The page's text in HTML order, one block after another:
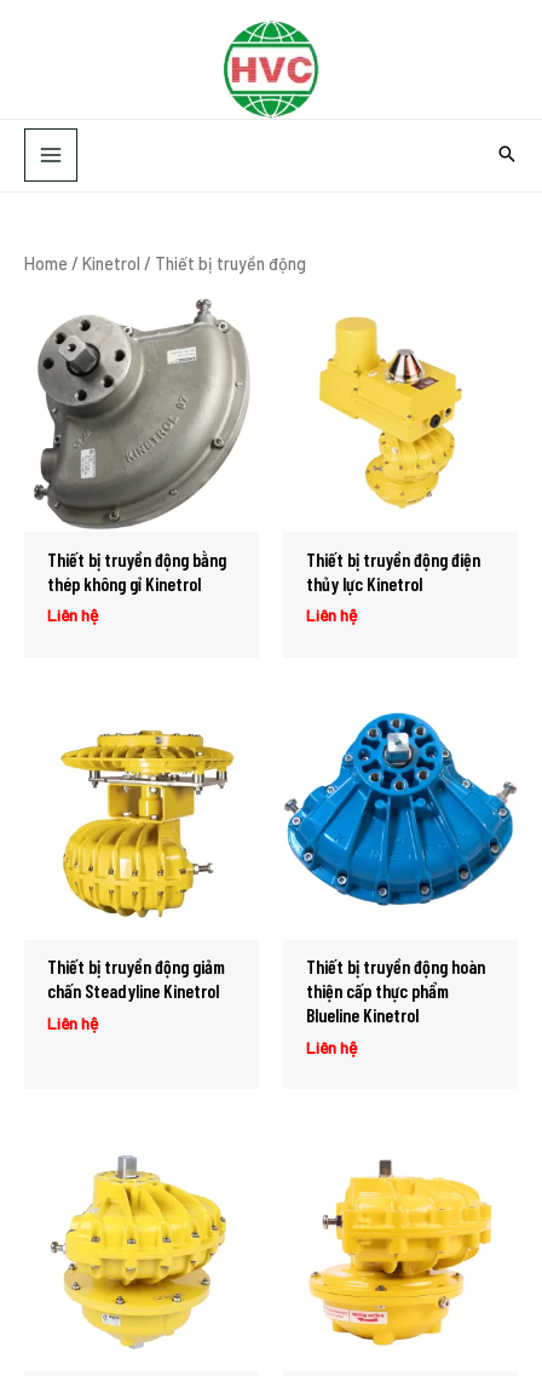
Home / Kinetrol / Thiết bị truyền động
Thiết bị truyền động bằng
thép không gỉ Kinetrol
Liên hệ
Thiết bị truyền động điện
thủy lực Kinetrol
Liên hệ
Thiết bị truyền động giảm
chấn Steadyline Kinetrol
Liên hệ
Thiết bị truyền động hoàn
thiện cấp thực phẩm
Blueline Kinetrol
Liên hệ